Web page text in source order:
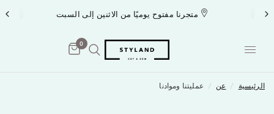
متجرنا مفتوح يوميًا من الاثنين إلى السبت
0
الرئيسية / عن / عمليتنا وموادنا